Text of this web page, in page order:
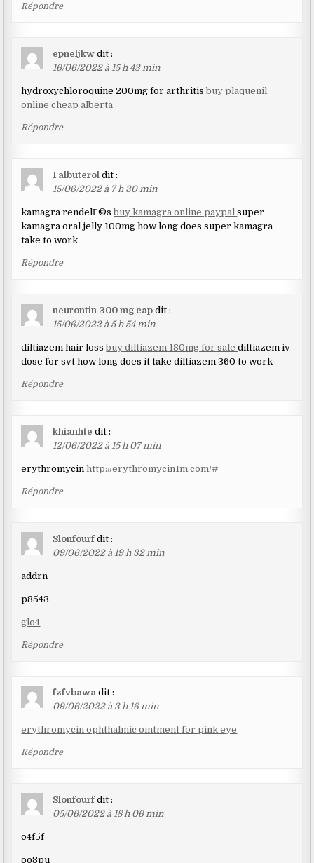
Répondre
epneljkw dit :
16/06/2022 à 15 h 43 min
hydroxychloroquine 200mg for arthritisbuy plaquenil
online cheap alberta
Répondre
1 albuterol dit :
15/06/2022 à 7 h 30 min
kamagra rendelГ©sbuy kamagra online paypalsuper
kamagra oral jelly 100mg how long does super kamagra
take to work
Répondre
neurontin 300 mg cap dit :
15/06/2022 à 5 h 54 min
diltiazem hair lossbuy diltiazem 180mg for salediltiazem iv
dose for svt how long does it take diltiazem 360 to work
Répondre
khianhte dit :
12/06/2022 à 15 h 07 min
erythromycinhttp://erythromycin1m.com/#
Répondre
Slonfourf dit :
09/06/2022 à 19 h 32 min
addrn
p8543
glo4
Répondre
fzfvbawa dit :
09/06/2022 à 3 h 16 min
erythromycin ophthalmic ointment for pink eye
Répondre
Slonfourf dit :
05/06/2022 à 18 h 06 min
o4f5f
oo8pu